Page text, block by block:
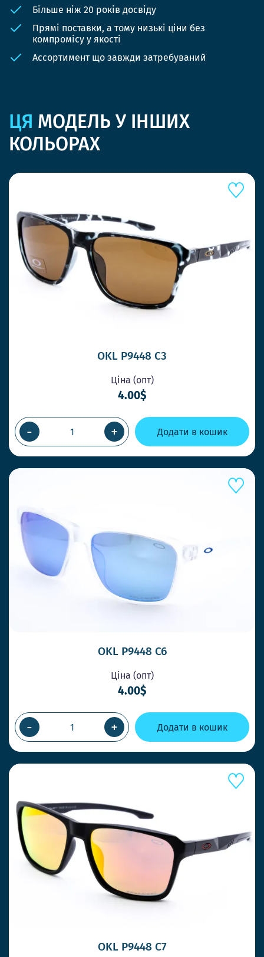
Більше ніж 20 років досвіду
Прямі поставки, а тому низькі ціни без
компромісу у якості
Ассортимент що завжди затребуваний
ЦЯ МОДЕЛЬ У ІНШИХ
КОЛЬОРАХ
OKL P9448 C3
Ціна (опт)
4.00$
- + Додати в кошик
OKL P9448 C6
Ціна (опт)
4.00$
- + Додати в кошик
OKL P9448 C7